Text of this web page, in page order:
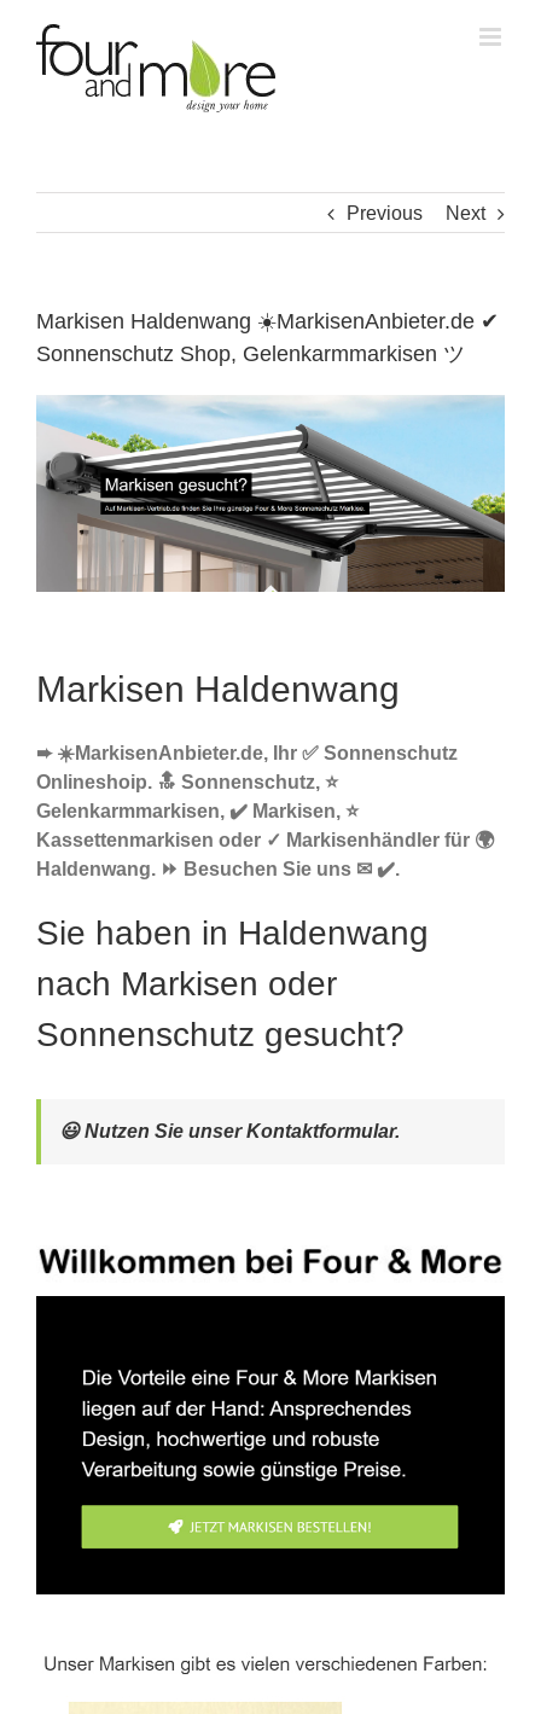
content
Previous Next
Markisen Haldenwang ☀️MarkisenAnbieter.de ✔
Sonnenschutz Shop, Gelenkarmmarkisen ツ
Markisen Haldenwang
➨ ☀️MarkisenAnbieter.de, Ihr ✅ Sonnenschutz
Onlineshoip. 🔝 Sonnenschutz, ⭐
Gelenkarmmarkisen, ✔️ Markisen, ⭐
Kassettenmarkisen oder ✓ Markisenhändler für 🌍
Haldenwang. ⏩ Besuchen Sie uns ✉ ✔️.
Sie haben in Haldenwang
nach Markisen oder
Sonnenschutz gesucht?
😃 Nutzen Sie unser Kontaktformular.